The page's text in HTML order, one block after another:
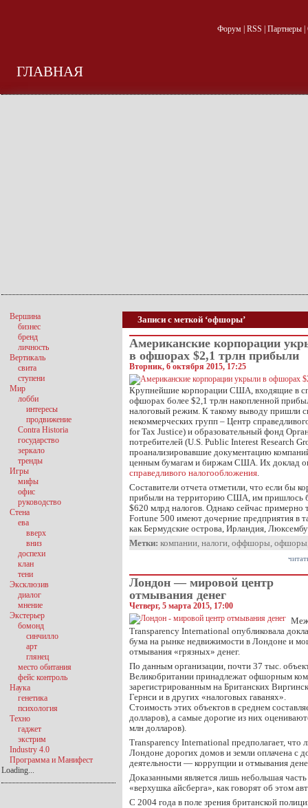
Форум| RSS Партнеры|
ГЛАВНАЯ
Записи с меткой ‘офшоры’
Американские корпорации
в офшорах $2,1 трлн прибыли
Вторник, 6 октября 2015, 17:25
Крупнейшие корпорации США, входящие в
офшорах более $2,1 трлн накопленной
налоговый режим. К такому выводу пришли
некоммерческих групп – Центр
for Tax Justice) и образовательный фонд
потребителей (U.S. Public Interest Research
проанализировавшие документацию
ценным бумагам и биржам США. Их доклад
справедливого налогообложения.
Составители отчета отметили, что если бы
прибыли на территорию США, им пришлось
$620 млрд налогов. Однако сейчас примерно
Fortune 500 имеют дочерние предприятия в
как Бермудские острова, Ирландия,
Метки: компании, налоги, оффшоры, офшоры
Лондон — мировой центр
отмывания денег
Четверг, 5 марта 2015, 17:00
Transparency International опубликовала
бума на рынке недвижимости в Лондоне и
отмывания «грязных» денег.
По данным организации, почти 37 тыс.
Великобритании принадлежат офшорным
зарегистрированным на Британских
Гернси и в других «налоговых гаванях».
Стоимость этих объектов в среднем
долларов), а самые дорогие из них
млн долларов).
Transparency International предполагает, что
Лондоне дорогих домов и земли оплачена с
деятельности — коррупции и отмывания
Доказанными является лишь небольшая
«верхушка айсберга», как говорят об этом
С 2004 года в поле зрения британской
Вершина
бизнес
бренд
личность
Вертикаль
свита
ступени
Мир
лобби
интересы
продвижение
Contra Historia
государство
зеркало
тренды
Игры
мифы
офис
руководство
Стена
ева
вверх
вниз
доспехи
клан
тени
Эксклюзив
диалог
мнение
Экстерьер
бомонд
синчилло
арт
глянец
место обитания
фейс контроль
Наука
генетика
психология
Техно
гаджет
экстрим
Industry 4.0
Программа и Манифест
Loading...